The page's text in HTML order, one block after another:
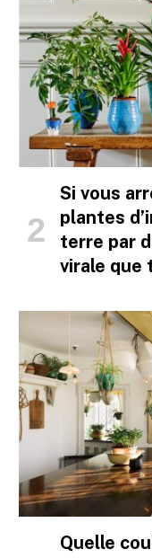
Si vous
plantes
terre par
virale que
Quelle